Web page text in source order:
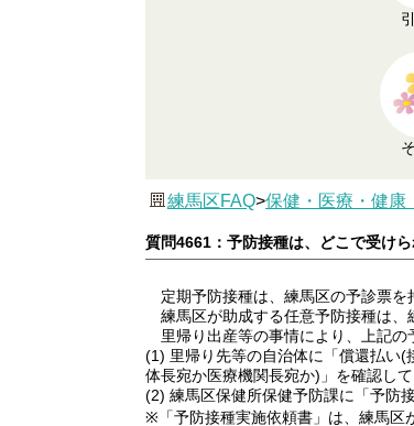
練馬区FAQ>保健・医療・健康
質問4661：予防接種は、どこで受けら
定期予防接種は、練馬区の予診票を
練馬区が助成する任意予防接種は、
里帰り出産等の事情により、上記の
(1) 里帰り先等の自治体に「償還払い
体長宛か医療機関長宛か)」を確認して
(2) 練馬区保健所保健予防課に「予防
※「予防接種実施依頼書」は、練馬区